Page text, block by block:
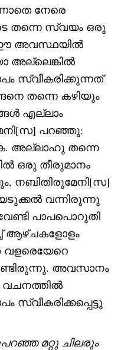
നേരെ
തന്നെ സ്വയം ഒരു
ഈ അവസ്ഥയിൽ
അല്ലെങ്കിൽ
സ്വീകരിക്കുന്നത്
തന്നെ കഴിയും
എല്ലാം
പറഞ്ഞു:
അല്ലാഹു തന്നെ
ഒരു തീരുമാനം
നബിതിരുമേനി[സ]
വന്നിരുന്നു
പാപപൊറുതി
ആഴ്ചകളോളം
അവസാനം
സ്വീകരിക്കപ്പെട്ടു
മറ്റു ചിലരും